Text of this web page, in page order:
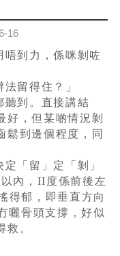
16
唔到力，係咪剝咗
留得住？」
聽到。直接講結
好，但某啲情況剝
鬆到邊個程度，同
「留」定「剝」
內，II度係前後左
得郁，即垂直方向
曬骨頭支撐，好似
救。